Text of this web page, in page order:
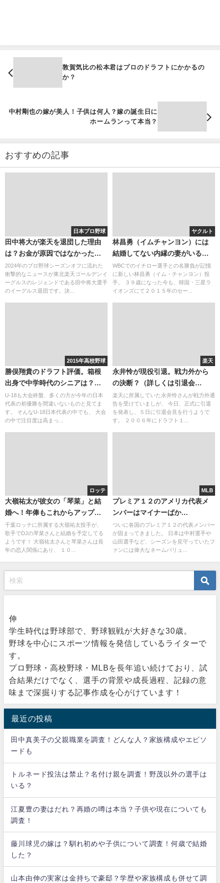
敦賀気比の松本君はプロのドラフトにかかるの
か？
中村剛也の嫁が美人！子供は何人？嫁の誕生日に
ホームランって本当？
おすすめの記事
日本プロ野球
田中将大が楽天を退団した理由
は？お金が原因ではなかった？
真相を調査！
2024年のプロ野球シーズンオフに流れた
衝撃的なニュースが東北楽天ゴールデンイ
ーグルスのレジェンドである田中将大選手
のイーグルス退団です。決...
ヤクルト
林昌勇（イムチャンヨン）には
結婚してない内縁の妻がいる？
林昌範と混じる・・・かつて巨
人が狙った抑えが逮捕される事
は・・？
WBCでのイチロー選手との名勝負が記憶
に新しい林昌勇（イム・チャンヨン）投
手。 ３９歳になった今も、韓国・三星ラ
イオンズにて２０１５年のセー...
2015年高校野球
勝俣翔貴のドラフト評価。箱根
出身で中学時代のシニアは？
Twitterではファン多し！
U-18も大会終盤、多くの方が今年の日本
代表の初優勝を間違いないものと見てま
す。 そんなU-18日本代表の中でも、 大会
の中で注目度は高まっ...
楽天
永井怜が現役引退。戦力外から
の決断？（詳しくは引退会
見）。イケメン選手で結婚式や
嫁や子供も話題になっていた
楽天に所属していた永井怜さんが戦力外通
告を受けていましが、 今日、正式に引退
を発表し、５日に引退会見を行うようで
す。 ２００６年にドラフト１...
ロッテ
大嶺祐太が彼女の「琴菜」と結
婚へ！年俸もこれからアップ
へ！ヤンキーだったという噂
は・・・？
千葉ロッテに所属する大嶺祐太投手が、
歌手でDJの琴菜さんと結婚を予定してる
ようです！ 大嶺祐太さんと琴菜さんは長
年の恋人関係にあり、 １０...
MLB
プレミア１２のアメリカ代表メ
ンバーはマイナーばか
り・・・。韓国代表とドミニカ
代表には日本で著名な選手が多
い？
ついに各国のプレミア１２の代表メンバー
が固まってきました。 日本は中村選手や
山田選手など、シーズンを見守っていたフ
ァンには偉大なネームバリュ...
伸
学生時代は野球部で、野球観戦が大好きな30歳。
野球を中心にスポーツ情報を発信しているライターで
す。
プロ野球・高校野球・MLBを長年追い続けており、試
合結果だけでなく、選手の背景や成長過程、記録の意
味まで深掘りする記事作成を心がけています！
最近の投稿
田中真美子の父親職業を調査！どんな人？家族構成やエピソ
ードも
トルネード投法は禁止？名付け親を調査！野茂以外の選手は
いる？
江夏豊の妻はだれ？再婚の噂は本当？子供や現在についても
調査！
藤川球児の嫁は？馴れ初めや子供について調査！何歳で結婚
した？
山本由伸の実家は金持ちで豪邸？学歴や家族構成も併せて調